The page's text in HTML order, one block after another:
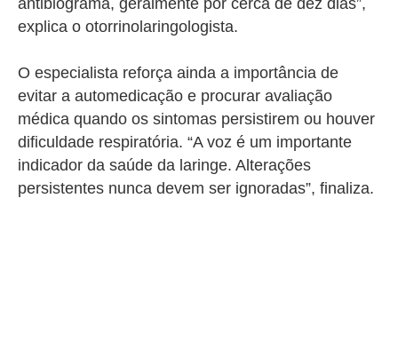
antibiograma, geralmente por cerca de dez dias”,
explica o otorrinolaringologista.
O especialista reforça ainda a importância de
evitar a automedicação e procurar avaliação
médica quando os sintomas persistirem ou houver
dificuldade respiratória. “A voz é um importante
indicador da saúde da laringe. Alterações
persistentes nunca devem ser ignoradas”, finaliza.